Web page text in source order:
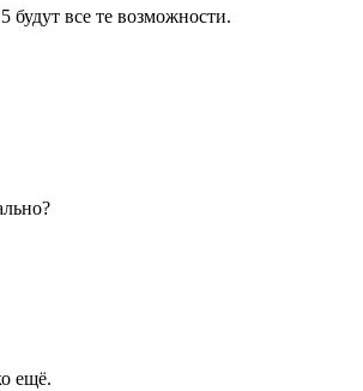
будут все те возможности.
ещё.